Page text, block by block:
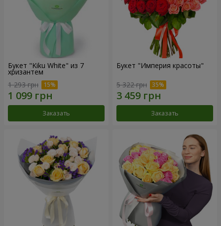
Букет "Kiku White" из 7
хризантем
1 293 грн
Заказать
Букет "Империя красоты"
5 322 грн
Заказать